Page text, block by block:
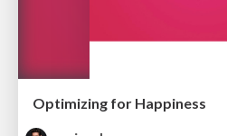
Optimizing for Happiness